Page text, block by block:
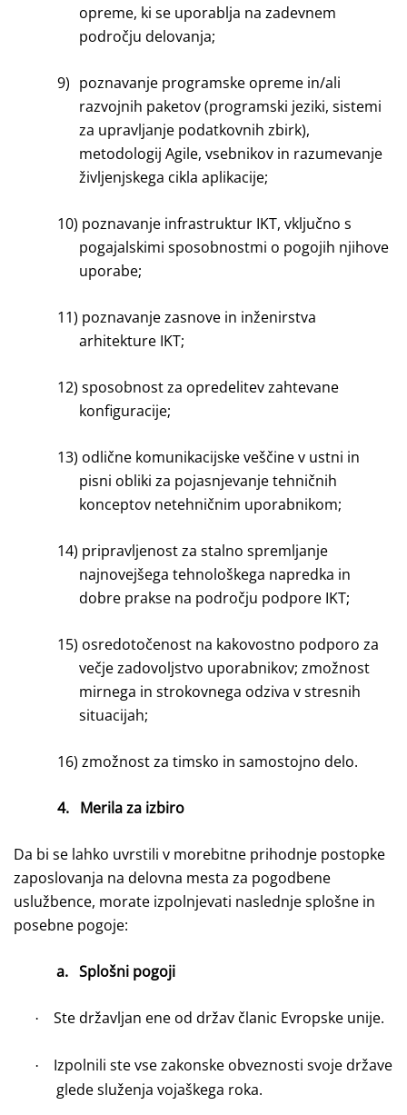
opreme, ki se uporablja na zadevnem
področju delovanja;
9) poznavanje programske opreme in/ali
razvojnih paketov (programski jeziki, sistemi
za upravljanje podatkovnih zbirk),
metodologij Agile, vsebnikov in razumevanje
življenjskega cikla aplikacije;
10) poznavanje infrastruktur IKT, vključno s
pogajalskimi sposobnostmi o pogojih njihove
uporabe;
11) poznavanje zasnove in inženirstva
arhitekture IKT;
12) sposobnost za opredelitev zahtevane
konfiguracije;
13) odlične komunikacijske veščine v ustni in
pisni obliki za pojasnjevanje tehničnih
konceptov netehničnim uporabnikom;
14) pripravljenost za stalno spremljanje
najnovejšega tehnološkega napredka in
dobre prakse na področju podpore IKT;
15) osredotočenost na kakovostno podporo za
večje zadovoljstvo uporabnikov; zmožnost
mirnega in strokovnega odziva v stresnih
situacijah;
16) zmožnost za timsko in samostojno delo.
4. Merila za izbiro
Da bi se lahko uvrstili v morebitne prihodnje postopke
zaposlovanja na delovna mesta za pogodbene
uslužbence, morate izpolnjevati naslednje splošne in
posebne pogoje:
a. Splošni pogoji
· Ste državljan ene od držav članic Evropske unije.
·
Izpolnili ste vse zakonske obveznosti svoje države
glede služenja vojaškega roka.